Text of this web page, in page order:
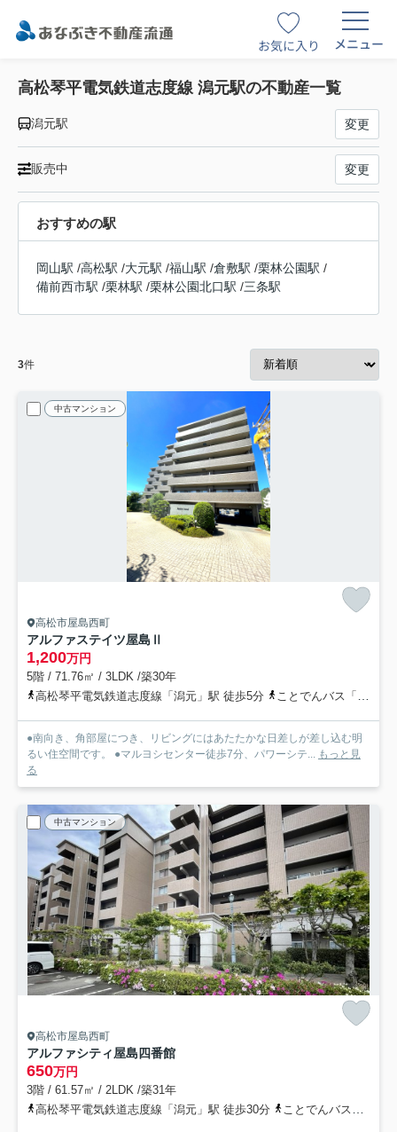
お気に入り メニュー
高松琴平電気鉄道志度線 潟元駅の不動産一覧
潟元駅 変更
販売中 変更
おすすめの駅
岡山駅 /高松駅 /大元駅 /福山駅 /倉敷駅 /栗林公園駅 /
備前西市駅 /栗林駅 /栗林公園北口駅 /三条駅
3件
中古マンション
高松市屋島西町
アルファステイツ屋島Ⅱ
1,200万円
5階 / 71.76㎡ / 3LDK /築30年
高松琴平電気鉄道志度線「潟元」駅 徒歩5分
ことでんバス「百石（ことでんバス）」バス停下車 徒歩11分
●南向き、角部屋につき、リビングにはあたたかな日差しが差し込む明
るい住空間です。 ●マルヨシセンター徒歩7分、パワーシテ...
もっと見
る
中古マンション
高松市屋島西町
アルファシティ屋島四番館
650万円
3階 / 61.57㎡ / 2LDK /築31年
高松琴平電気鉄道志度線「潟元」駅 徒歩30分
ことでんバス株式会社「浦生南（ことでんバス）」バス停下車 徒歩5分